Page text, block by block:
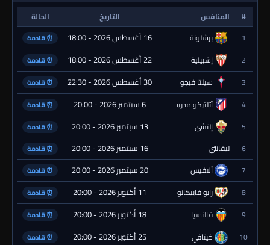
# المنافس التاريخ
الحالة
1
برشلونة 16 أغسطس 2026 - 18:00 ⏰ قادمة
2 إشبيلية 22 أغسطس 2026 - 18:00 ⏰ قادمة
3 سيلتا فيجو 30 أغسطس 2026 - 22:30 ⏰ قادمة
4 أتلتيكو مدريد 6 سبتمبر 2026 - 20:00 ⏰ قادمة
5 إلتشي 13 سبتمبر 2026 - 20:00 ⏰ قادمة
6 ليفانتي 16 سبتمبر 2026 - 20:00 ⏰ قادمة
7 ألافيس 20 سبتمبر 2026 - 20:00 ⏰ قادمة
8 رايو فاييكانو 11 أكتوبر 2026 - 20:00 ⏰ قادمة
9 فالنسيا 18 أكتوبر 2026 - 20:00 ⏰ قادمة
10 خيتافي 25 أكتوبر 2026 - 20:00 ⏰ قادمة